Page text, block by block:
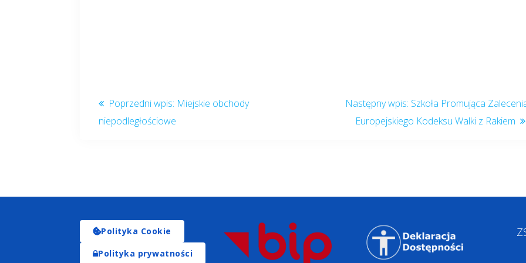
Miejskie obchody
niepodległościowe
Szkoła Promująca
Europejskiego Kodeksu Walki z Rakiem
Polityka Cookie
Polityka prywatności